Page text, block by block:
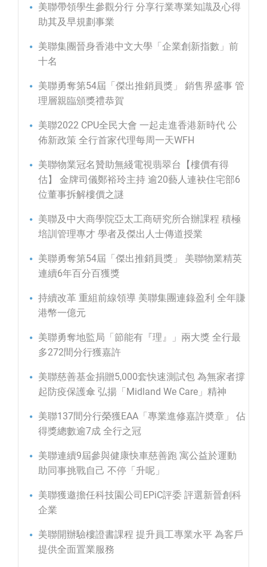
美聯帶領學生參觀分行 分享行業專業知識及心得
助其及早規劃事業
美聯集團晉身香港中文大學「企業創新指數」前
十名
美聯勇奪第54屆「傑出推銷員獎」 銷售界盛事 管
理層親臨頒獎禮恭賀
美聯2022 CPU全民大會 一起走進香港新時代 公
佈新政策 全行首家代理每周一天WFH
美聯物業冠名贊助無綫電視翡翠台【樓價有得
估】 金牌司儀鄭裕玲主持 逾20藝人連袂住宅部6
位董事拆解樓價之謎
美聯及中大商學院亞太工商研究所合辦課程 積極
培訓管理專才 學者及傑出人士傳道授業
美聯勇奪第54屆「傑出推銷員獎」 美聯物業精英
連續6年百分百獲獎
持續改革 重組前線領導 美聯集團連錄盈利 全年賺
港幣一億元
美聯勇奪地監局「節能有『理』」兩大獎 全行最
多272間分行獲嘉許
美聯慈善基金捐贈5,000套快速測試包 為無家者撐
起防疫保護傘 弘揚「Midland We Care」精神
美聯137間分行榮獲EAA「專業進修嘉許奬章」 佔
得獎總數逾7成 全行之冠
美聯連續9屆參與健康快車慈善跑 寓公益於運動
助同事挑戰自己 不停「升呢」
美聯獲邀擔任科技園公司EPiC評委 評選新晉創科
企業
美聯開辦驗樓證書課程 提升員工專業水平 為客戶
提供全面置業服務